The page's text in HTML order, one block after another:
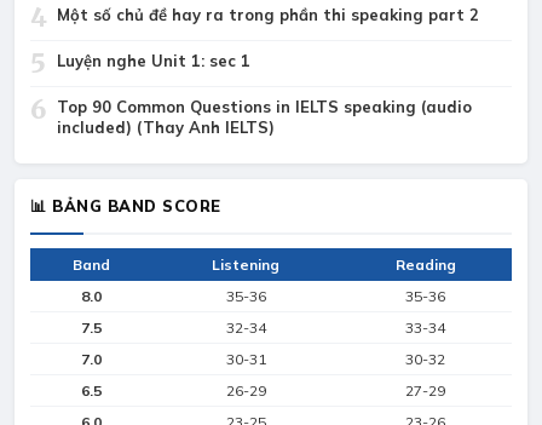
4 Một số chủ đề hay ra trong phần thi speaking part 2
5 Luyện nghe Unit 1: sec 1
6
Top 90 Common Questions in IELTS speaking (audio
included) (Thay Anh IELTS)
📊 BẢNG BAND SCORE
Band Listening
Reading
8.0
35-36
35-36
7.5
32-34
33-34
7.0
30-31
30-32
6.5
26-29
27-29